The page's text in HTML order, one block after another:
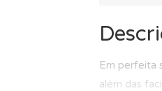
Em perfeita
além das